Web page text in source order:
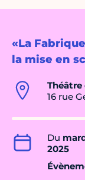
«La
la mise en
16 rue
Du
2025